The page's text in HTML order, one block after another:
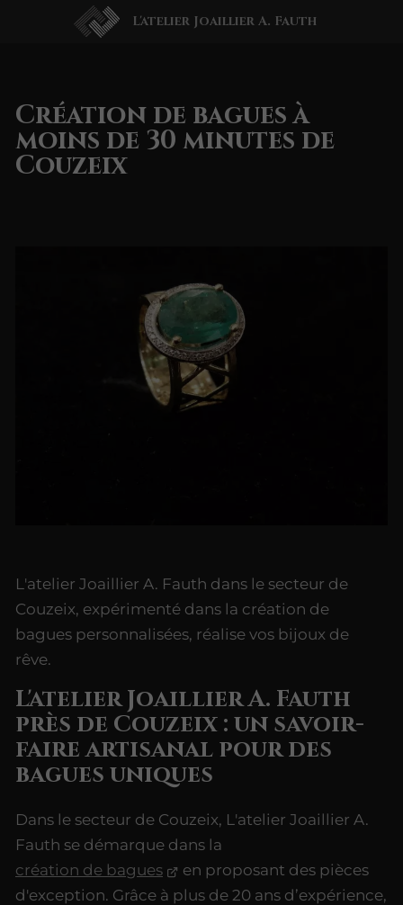
L'atelier Joaillier A. Fauth
Création de bagues à
moins de 30 minutes de
Couzeix
L'atelier Joaillier A. Fauth dans le secteur de
Couzeix, expérimenté dans la création de
bagues personnalisées, réalise vos bijoux de
rêve.
L'atelier Joaillier A. Fauth
près de Couzeix : un savoir-
faire artisanal pour des
bagues uniques
Dans le secteur de Couzeix, L'atelier Joaillier A.
Fauth se démarque dans la
création de bagues
en proposant des pièces
d'exception. Grâce à plus de 20 ans d’expérience,